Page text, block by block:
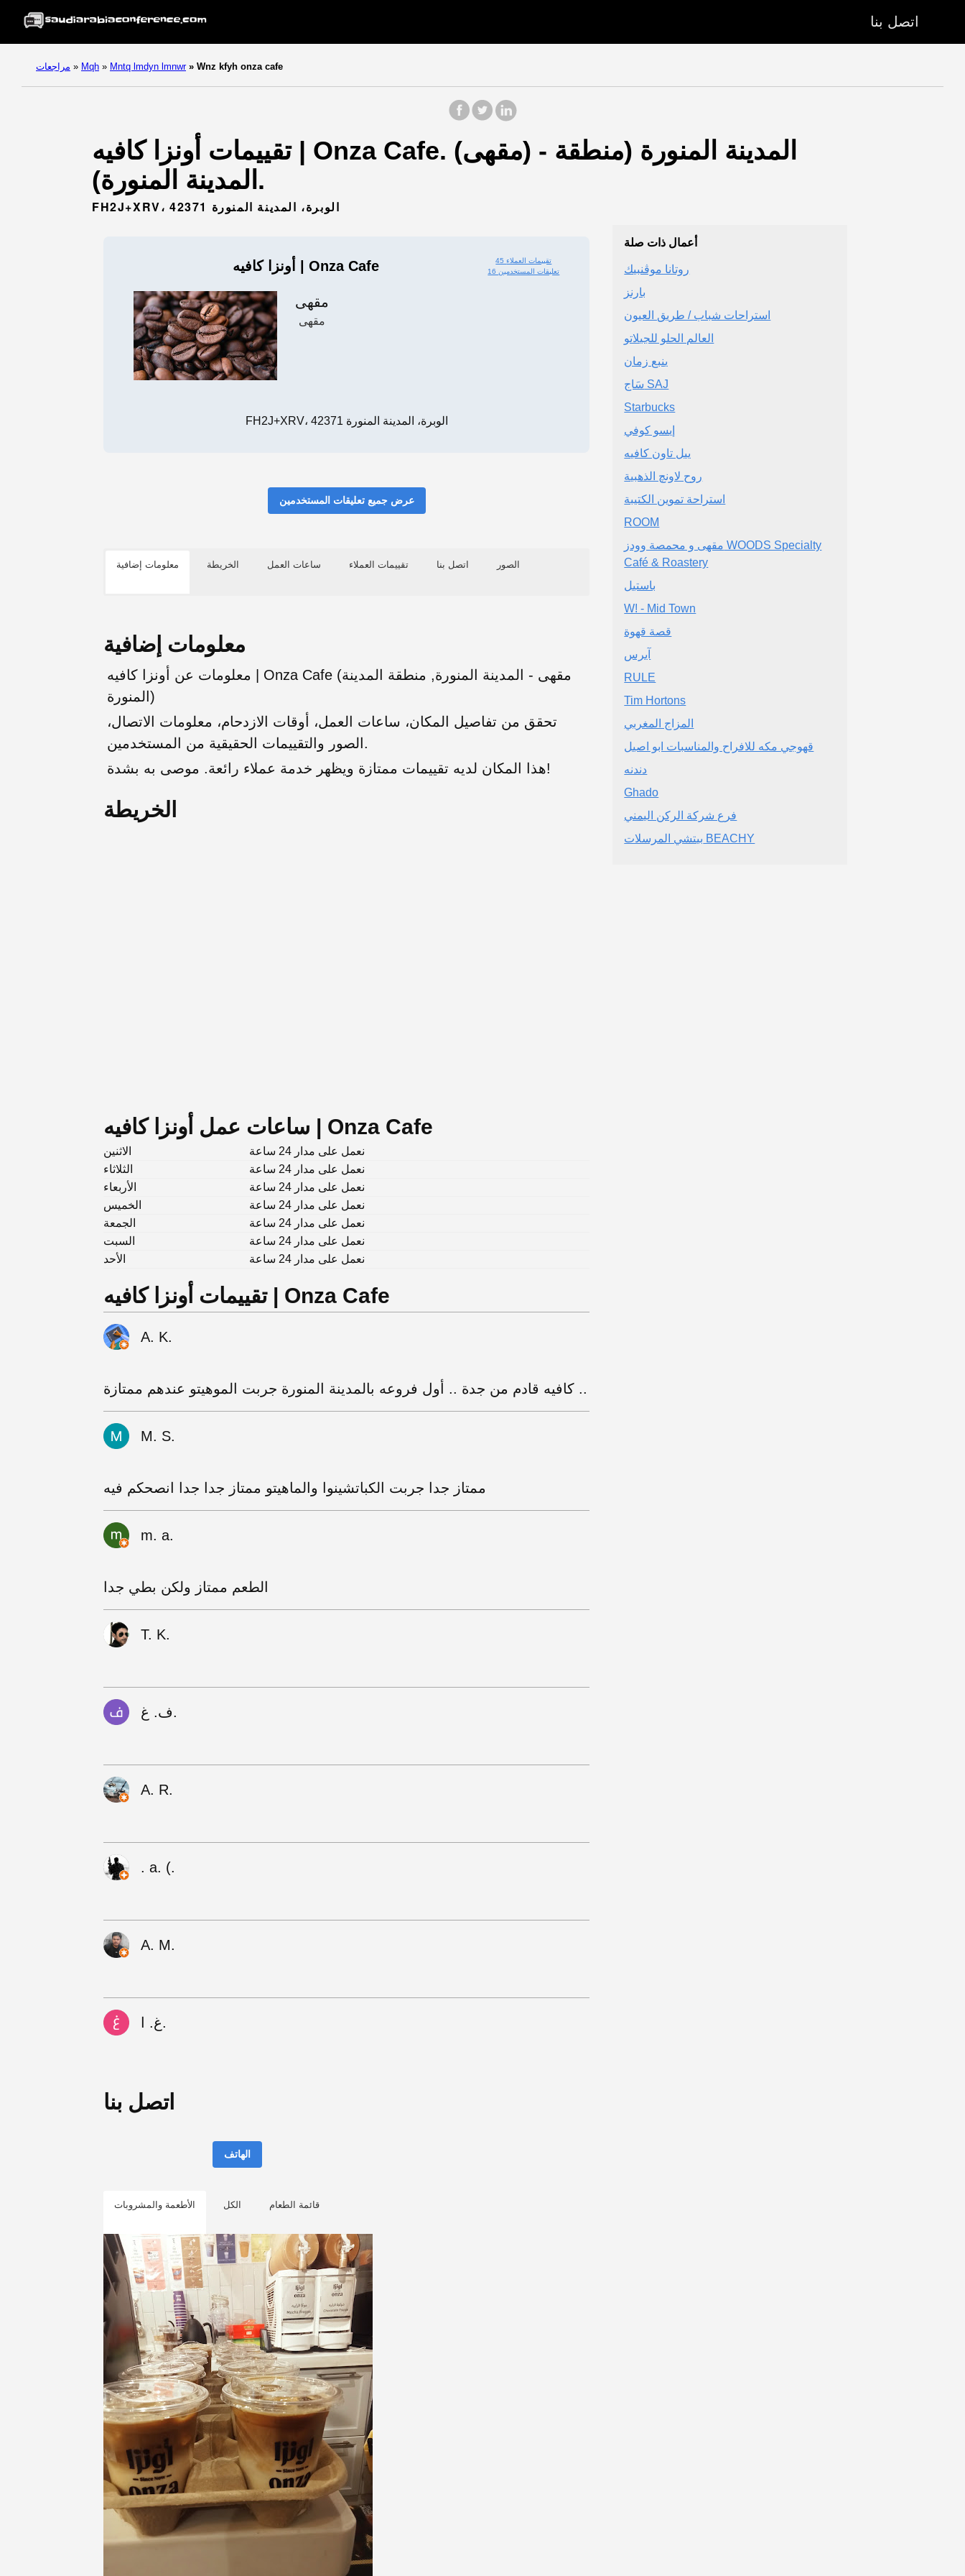
اتصل بنا
مراجعات » Mqh » Mntq lmdyn lmnwr » Wnz kfyh onza cafe
تقييمات أونزا كافيه | Onza Cafe. (مقهى) - المدينة المنورة (منطقة
المدينة المنورة).
FH2J+XRV، الوبرة، المدينة المنورة 42371
أونزا كافيه | Onza Cafe
45 تقييمات العملاء
16 تعليقات المستخدمين
مقهى
مقهى
FH2J+XRV، الوبرة، المدينة المنورة 42371
عرض جميع تعليقات المستخدمين
معلومات إضافية الخريطة ساعات العمل تقييمات العملاء اتصل بنا الصور
معلومات إضافية
معلومات عن أونزا كافيه | Onza Cafe (مقهى - المدينة المنورة, منطقة المدينة
المنورة)
تحقق من تفاصيل المكان، ساعات العمل، أوقات الازدحام، معلومات الاتصال،
الصور والتقييمات الحقيقية من المستخدمين.
هذا المكان لديه تقييمات ممتازة ويظهر خدمة عملاء رائعة. موصى به بشدة!
الخريطة
ساعات عمل أونزا كافيه | Onza Cafe
الاثنين
نعمل على مدار 24 ساعة
الثلاثاء
نعمل على مدار 24 ساعة
الأربعاء
نعمل على مدار 24 ساعة
الخميس
نعمل على مدار 24 ساعة
الجمعة
نعمل على مدار 24 ساعة
السبت
نعمل على مدار 24 ساعة
الأحد
نعمل على مدار 24 ساعة
تقييمات أونزا كافيه | Onza Cafe
A. K.
كافيه قادم من جدة .. أول فروعه بالمدينة المنورة جربت الموهيتو عندهم ممتازة ..
M. S.
ممتاز جدا جربت الكباتشينوا والماهيتو ممتاز جدا جدا انصحكم فيه
m. a.
الطعم ممتاز ولكن بطي جدا
T. K.
ف. غ.
A. R.
‪. a. (.
A. M.
غ. ا.
اتصل بنا
الهاتف
الأطعمة والمشروبات الكل قائمة الطعام
أعمال ذات صلة
روتانا موڤنبيك
بارنز
استراحات شباب / طريق العيون
العالم الحلو للجيلاتو
ينبع زمان
سَاج SAJ
Starbucks
إيسو كوفي
ييل تاون كافيه
روح لاونچ الذهبية
استراحة تموين الكتيبة
ROOM
مقهى و محمصة وودز WOODS Specialty
Café & Roastery
باستيل
W! - Mid Town
قصة قهوة
آيرس
RULE
Tim Hortons
المزاج المغربي
قهوجي مكه للافراح والمناسبات ابو اصيل
دندنه
Ghado
فرع شركة الركن اليمني
بيتشي المرسلات BEACHY